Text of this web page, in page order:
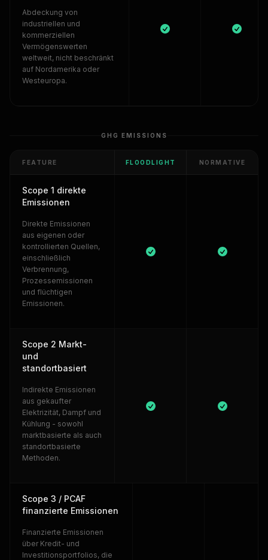
Abdeckung von
industriellen und
kommerziellen
Vermögenswerten
weltweit, nicht beschränkt
auf Nordamerika oder
Westeuropa.
GHG EMISSIONS
FEATURE FLOODLIGHT NORMATIVE
Scope 1 direkte
Emissionen
Direkte Emissionen
aus eigenen oder
kontrollierten Quellen,
einschließlich
Verbrennung,
Prozessemissionen
und flüchtigen
Emissionen.
Scope 2 Markt-
und
standortbasiert
Indirekte Emissionen
aus gekaufter
Elektrizität, Dampf und
Kühlung - sowohl
marktbasierte als auch
standortbasierte
Methoden.
Scope 3 / PCAF
finanzierte Emissionen
Finanzierte Emissionen
über Kredit- und
Investitionsportfolios, die